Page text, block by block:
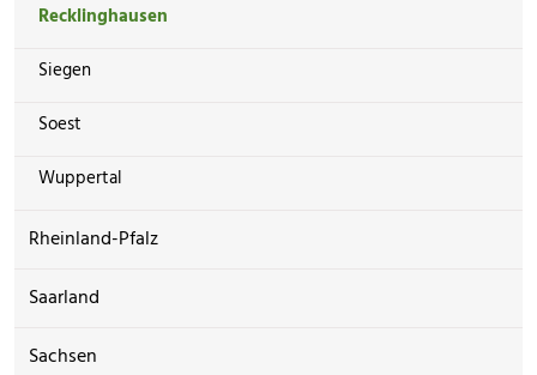
Recklinghausen
Siegen
Soest
Wuppertal
Rheinland-Pfalz
Saarland
Sachsen